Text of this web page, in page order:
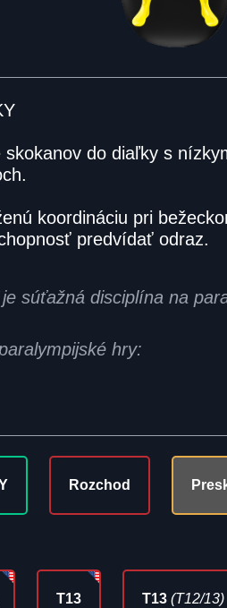
skokanov do diaľky s
koordináciu pri
predvídať odraz.
súťažná disciplína na
hry:
Rozchod
T13 T13 (T12/13)